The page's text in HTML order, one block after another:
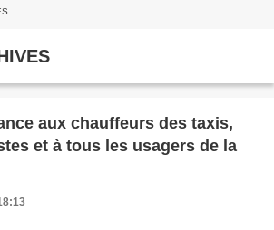
aux chauffeurs des taxis,
et à tous les usagers de la